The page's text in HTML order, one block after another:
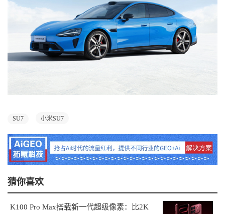
SU7 小米SU7
猜你喜欢
K100 Pro Max搭载新一代超级像素：比2K